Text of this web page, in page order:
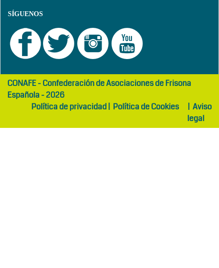
SÍGUENOS
girls
abaya
maltepe
otelCONAFE - Confederación de Asociaciones de Frisona
Española - 2026
Política de privacidad| Política de Cookies | Aviso
legal